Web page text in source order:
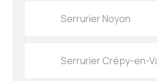
Serrurier Noyon
Serrurier Crépy-en-